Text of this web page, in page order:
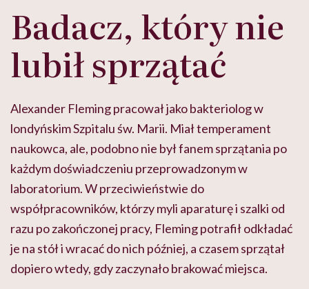
Badacz, który nie
lubił sprzątać
Alexander Fleming pracował jako bakteriolog w
londyńskim Szpitalu św. Marii. Miał temperament
naukowca, ale, podobno nie był fanem sprzątania po
każdym doświadczeniu przeprowadzonym w
laboratorium. W przeciwieństwie do
współpracowników, którzy myli aparaturę i szalki od
razu po zakończonej pracy, Fleming potrafił odkładać
je na stół i wracać do nich później, a czasem sprzątał
dopiero wtedy, gdy zaczynało brakować miejsca.